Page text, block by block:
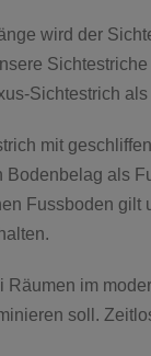
wird der
Sichtestrich
mit
Bodenbelag als
Fussboden gilt
Räumen im
soll.